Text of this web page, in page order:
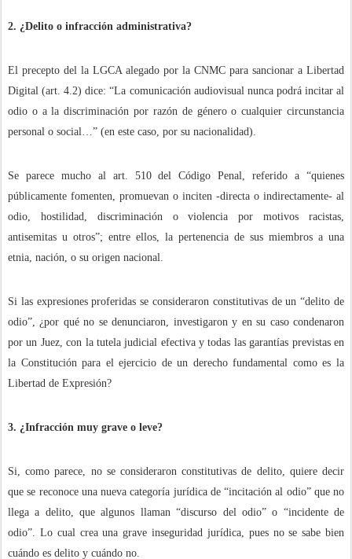
2. ¿Delito o infracción administrativa?
El precepto del la LGCA alegado por la CNMC para sancionar a Libertad
Digital (art. 4.2) dice: “La comunicación audiovisual nunca podrá incitar al
odio o a la discriminación por razón de género o cualquier circunstancia
personal o social…” (en este caso, por su nacionalidad).
Se parece mucho al art. 510 del Código Penal, referido a “quienes
públicamente fomenten, promuevan o inciten -directa o indirectamente- al
odio, hostilidad, discriminación o violencia por motivos racistas,
antisemitas u otros”; entre ellos, la pertenencia de sus miembros a una
etnia, nación, o su origen nacional.
Si las expresiones proferidas se consideraron constitutivas de un “delito de
odio”, ¿por qué no se denunciaron, investigaron y en su caso condenaron
por un Juez, con la tutela judicial efectiva y todas las garantías previstas en
la Constitución para el ejercicio de un derecho fundamental como es la
Libertad de Expresión?
3. ¿Infracción muy grave o leve?
Si, como parece, no se consideraron constitutivas de delito, quiere decir
que se reconoce una nueva categoría jurídica de “incitación al odio” que no
llega a delito, que algunos llaman “discurso del odio” o “incidente de
odio”. Lo cual crea una grave inseguridad jurídica, pues no se sabe bien
cuándo es delito y cuándo no.